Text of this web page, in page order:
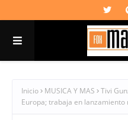
Inicio MUSICA Y MAS
Tivi
Europa; trabaja en lanzamiento